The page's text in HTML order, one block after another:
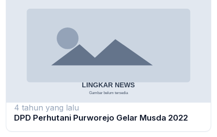
4 tahun yang lalu
DPD Perhutani Purworejo Gelar Musda 2022